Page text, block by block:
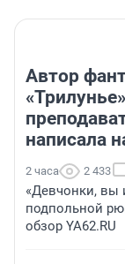
Автор
написала
2 часа 2 433
«Девчонки, вы
подпольной
обзор YA62.RU